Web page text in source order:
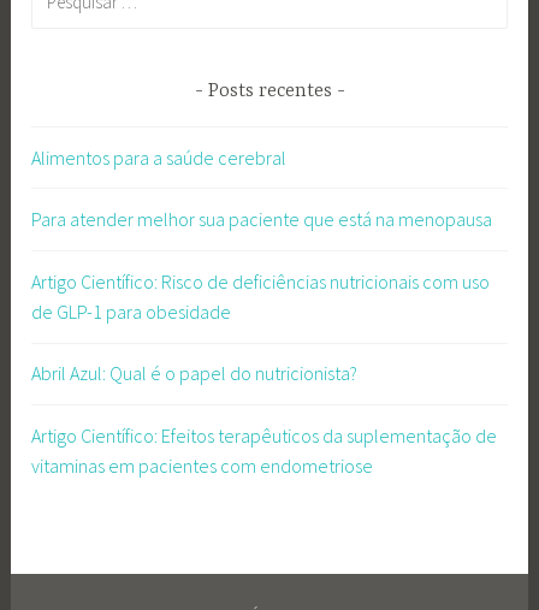
Posts recentes
Alimentos para a saúde cerebral
Para atender melhor sua paciente que está na menopausa
Artigo Científico: Risco de deficiências nutricionais com uso
de GLP-1 para obesidade
Abril Azul: Qual é o papel do nutricionista?
Artigo Científico: Efeitos terapêuticos da suplementação de
vitaminas em pacientes com endometriose